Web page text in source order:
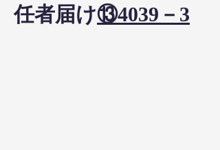
任者届け⑬4039－3